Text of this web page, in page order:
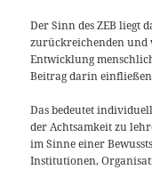
Der Sinn des ZEB liegt
zurückreichenden und
Entwicklung
Beitrag darin einfließen
Das bedeutet
der Achtsamkeit zu
im Sinne einer
Institutionen,